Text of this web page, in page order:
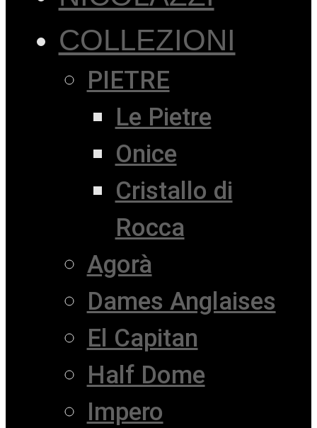
COLLEZIONI
PIETRE
Le Pietre
Onice
Cristallo di
Rocca
Agorà
Dames Anglaises
El Capitan
Half Dome
Impero